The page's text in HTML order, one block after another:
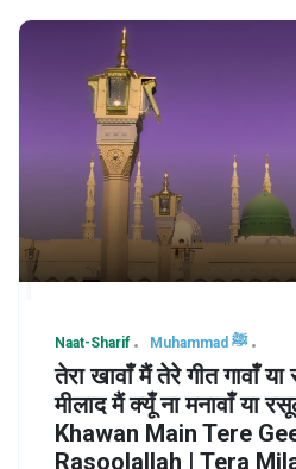
Naat-Sharif Muhammad ﷺ
तेरा खावाँ मैं तेरे गीत गावाँ
मीलाद मैं क्यूँ ना मनावाँ या
Khawan Main Tere
Rasoolallah | Tera